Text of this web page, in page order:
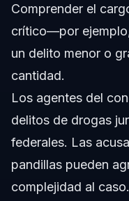
Comprender el
crítico—por
un delito menor o
cantidad.
Los agentes del
delitos de drogas
federales. Las
pandillas pueden
complejidad al caso.